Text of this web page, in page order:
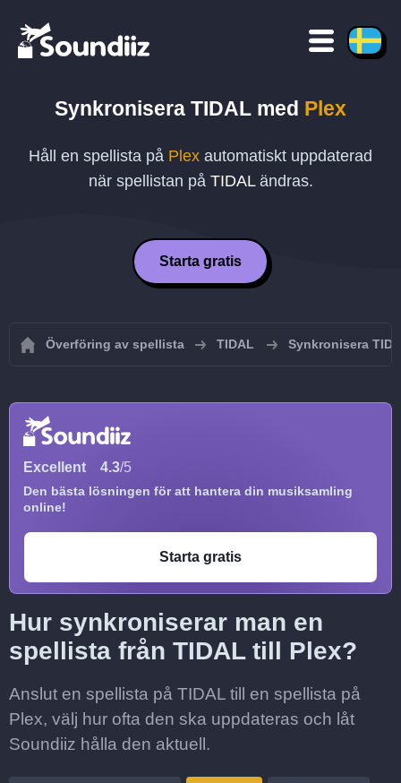
Synkronisera TIDAL med Plex
Håll en spellista på Plex automatiskt uppdaterad
när spellistan på TIDALändras.
Starta gratis
Överföring av spellista TIDAL Synkronisera
Excellent 4.3/5
Den bästa lösningen för att hantera din musiksamling
online!
Starta gratis
Hur synkroniserar man en
spellista från TIDAL till Plex?
Anslut en spellista på TIDAL till en spellista på
Plex, välj hur ofta den ska uppdateras och låt
Soundiiz hålla den aktuell.